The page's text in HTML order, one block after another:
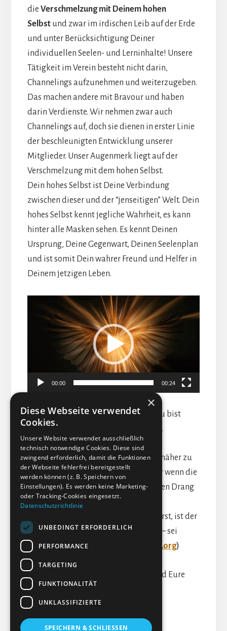
die Verschmelzung mit Deinem hohen
Selbstund zwar im irdischen Leib auf der Erde
und unter Berücksichtigung Deiner
individuellen Seelen- und Lerninhalte! Unsere
Tätigkeit im Verein besteht nicht darin,
Channelings aufzunehmen und weiterzugeben.
Das machen andere mit Bravour und haben
darin Verdienste. Wir nehmen zwar auch
Channelings auf, doch sie dienen in erster Linie
der beschleunigten Entwicklung unserer
Mitglieder. Unser Augenmerk liegt auf der
Verschmelzung mit dem hohen Selbst.
Dein hohes Selbst ist Deine Verbindung
zwischen dieser und der “jenseitigen” Welt. Dein
hohes Selbst kennt jegliche Wahrheit, es kann
hinter alle Masken sehen. Es kennt Deinen
Ursprung, Deine Gegenwart, Deinen Seelenplan
und ist somit Dein wahrer Freund und Helfer in
Deinem jetzigen Leben.
Video-
Player
00:00 00:24
EntdeckeDeineSchöpferkraft. Du bist
machtvoller, als Du erahnst.
Wann es Zeit ist, diesen Verein mal näher zu
betrachten, sagt Euch Euer Herz. Nur wenn die
Zeit reif ist für Euch, werdet Ihr diesen Drang
verspüren.
Wenn Du JETZT diese Sehnsucht spürst, ist der
Zeitpunkt für Dich gekommen – sei
willkommen.
die-liebenden.org)
Die Quelle schütze Euren Weg und Eure
×
Diese Webseite verwendet
Cookies.
Unsere Website verwendet ausschließlich
technisch notwendige Cookies. Diese sind
zwingend erforderlich, damit die Funktionen
der Webseite fehlerfrei bereitgestellt
werden können (z. B. Speichern von
Einstellungen). Es werden keine Marketing-
oder Tracking-Cookies eingesetzt.
Datenschutzrichtlinie
UNBEDINGT ERFORDERLICH
PERFORMANCE
TARGETING
FUNKTIONALITÄT
UNKLASSIFIZIERTE
SPEICHERN & SCHLIESSEN